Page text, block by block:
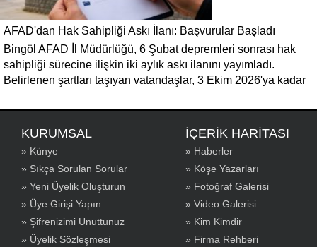
AFAD'dan Hak Sahipliği Askı İlanı: Başvurular Başladı
Bingöl AFAD İl Müdürlüğü, 6 Şubat depremleri sonrası hak
sahipliği sürecine ilişkin iki aylık askı ilanını yayımladı.
Belirlenen şartları taşıyan vatandaşlar, 3 Ekim 2026'ya kadar
KURUMSAL
» Künye
» Sıkça Sorulan Sorular
» Yeni Üyelik Oluşturun
» Üye Girişi Yapın
» Şifrenizimi Unuttunuz
» Üyelik Sözleşmesi
İÇERİK HARİTASI
» Haberler
» Köşe Yazarları
» Fotoğraf Galerisi
» Video Galerisi
» Kim Kimdir
» Firma Rehberi